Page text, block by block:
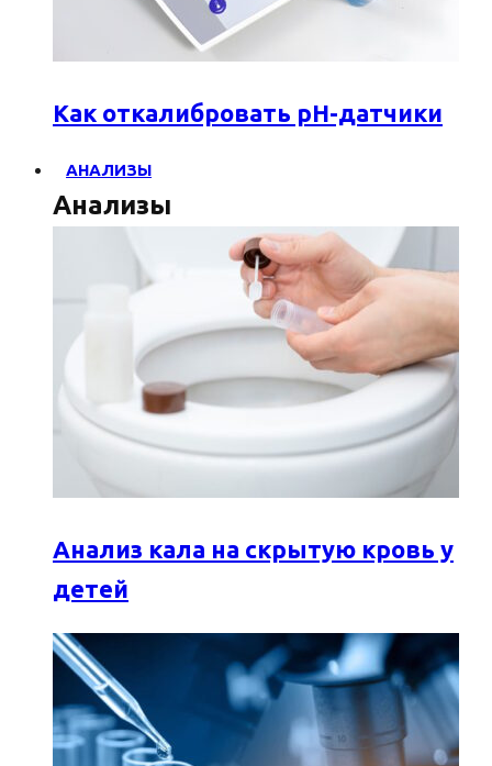
Как откалибровать pH-датчики
АНАЛИЗЫ
Анализы
Анализ кала на скрытую кровь у
детей